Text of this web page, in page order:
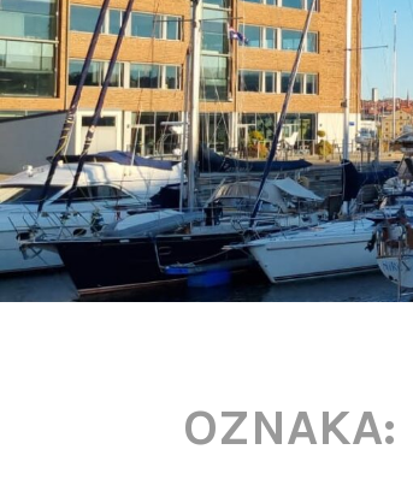
OZNAKA: